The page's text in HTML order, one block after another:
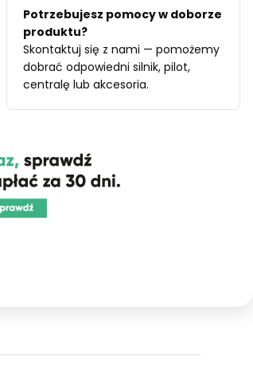
Potrzebujesz pomocy w doborze
produktu?
Skontaktuj się z nami — pomożemy
dobrać odpowiedni silnik, pilot,
centralę lub akcesoria.